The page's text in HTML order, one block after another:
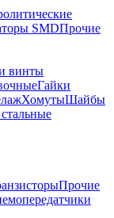
SMDПрочие
винты
Гайки
ХомутыШайбы
Прочие